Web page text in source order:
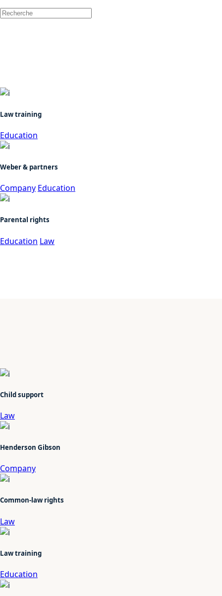
Law training
Education
Weber & partners
Company Education
Parental rights
Education Law
Child support
Law
Henderson Gibson
Company
Common-law rights
Law
Law training
Education